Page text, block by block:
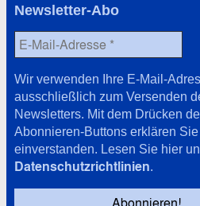
Newsletter-Abo
Wir verwenden Ihre E-Mail-
ausschließlich zum Versenden
Newsletters. Mit dem Drücken
Abonnieren-Buttons erklären
einverstanden. Lesen Sie hier
Datenschutzrichtlinien.